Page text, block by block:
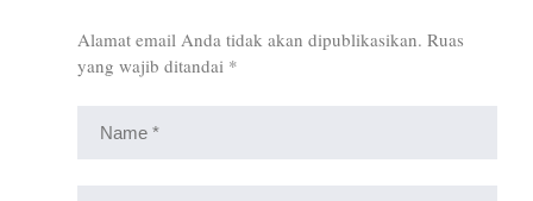
Alamat email Anda tidak akan dipublikasikan. Ruas
yang wajib ditandai *